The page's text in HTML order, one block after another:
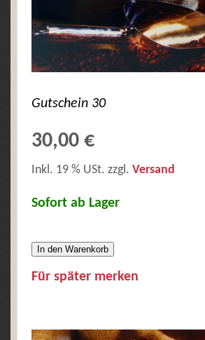
Gutschein 30
30,00 €
Inkl. 19 % USt. zzgl. Versand
Sofort ab Lager
In den Warenkorb
Für später merken